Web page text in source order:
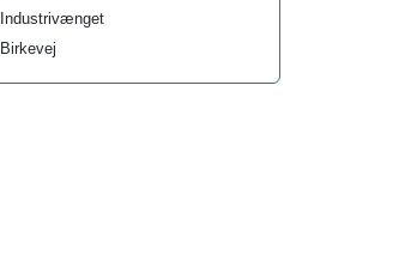
Industrivænget
Birkevej